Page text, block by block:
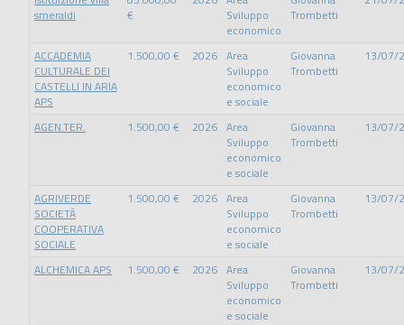
smeraldi
€
Sviluppo
economico
Trombetti
ACCADEMIA
CULTURALE DEI
CASTELLI IN ARIA
APS
1.500,00 € 2026 Area
Sviluppo
economico
e sociale
Giovanna
Trombetti
13/07/
AGEN.TER. 1.500,00 € 2026 Area
Sviluppo
economico
e sociale
Giovanna
Trombetti
13/07/
AGRIVERDE
SOCIETÀ
COOPERATIVA
SOCIALE
1.500,00 € 2026 Area
Sviluppo
economico
e sociale
Giovanna
Trombetti
13/07/
ALCHEMICA APS 1.500,00 € 2026 Area
Sviluppo
economico
e sociale
Giovanna
Trombetti
13/07/